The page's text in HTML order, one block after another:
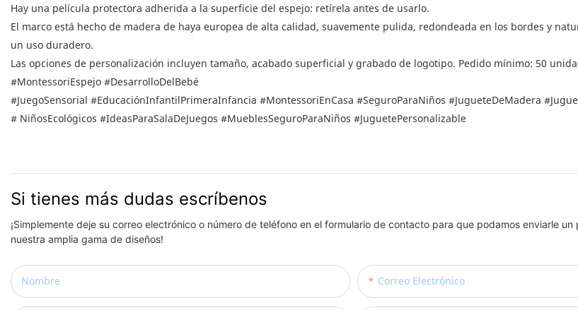
Hay una película protectora adherida a la superficie del espejo: retírela antes de usarlo.
El marco está hecho de madera de haya europea de alta calidad, suavemente pulida, redondeada en los bordes y
un uso duradero.
Las opciones de personalización incluyen tamaño, acabado superficial y grabado de logotipo. Pedido mínimo: 50
#MontessoriEspejo #DesarrolloDelBebé
#JuegoSensorial #EducaciónInfantilPrimeraInfancia #MontessoriEnCasa #SeguroParaNiños #JugueteDeMadera
# NiñosEcológicos #IdeasParaSalaDeJuegos #MueblesSeguroParaNiños #JuguetePersonalizable
Si tienes más dudas escríbenos
¡Simplemente deje su correo electrónico o número de teléfono en el formulario de contacto para que podamos enviarle
nuestra amplia gama de diseños!
Nombre Correo Electrónico